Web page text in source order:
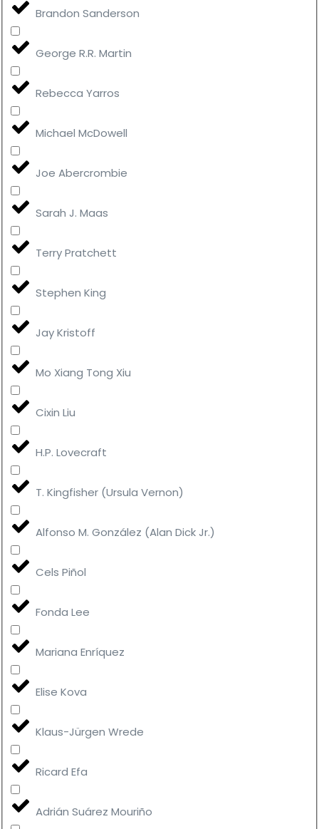
Brandon Sanderson
George R.R. Martin
Rebecca Yarros
Michael McDowell
Joe Abercrombie
Sarah J. Maas
Terry Pratchett
Stephen King
Jay Kristoff
Mo Xiang Tong Xiu
Cixin Liu
H.P. Lovecraft
T. Kingfisher (Ursula Vernon)
Alfonso M. González (Alan Dick Jr.)
Cels Piñol
Fonda Lee
Mariana Enríquez
Elise Kova
Klaus-Jürgen Wrede
Ricard Efa
Adrián Suárez Mouriño